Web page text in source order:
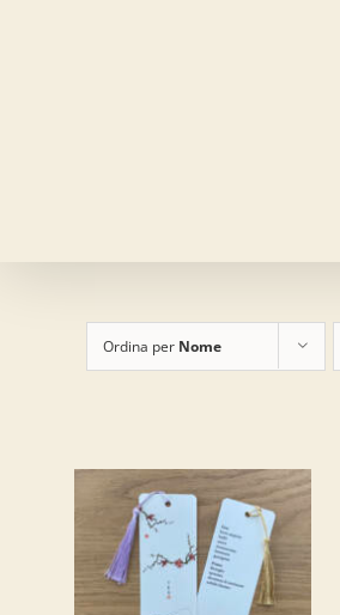
Ordina per Nome